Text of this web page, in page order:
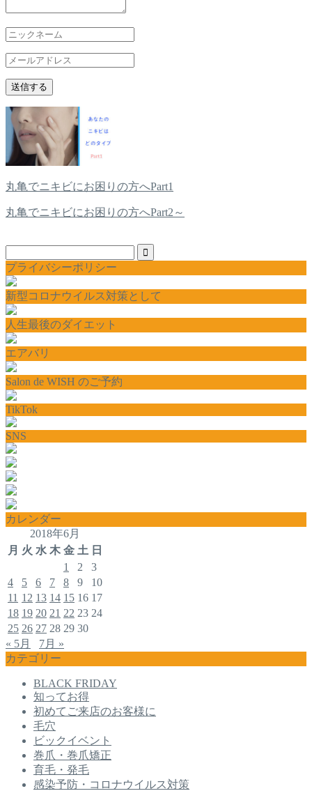
丸亀でニキビにお困りの方へPart1
丸亀でニキビにお困りの方へPart2～
プライバシーポリシー
新型コロナウイルス対策として
人生最後のダイエット
エアバリ
Salon de WISH のご予約
TikTok
SNS
カレンダー
2018年6月
月 火 水 木 金 土 日
1
2
3
4
5 6 7 8 9
10
11 12 13 14 15 16 17
18 19 20 21 22 23 24
25 26 27 28 29 30
« 5月
7月 »
カテゴリー
BLACK FRIDAY
知ってお得
初めてご来店のお客様に
毛穴
ビックイベント
巻爪・巻爪矯正
育毛・発毛
感染予防・コロナウイルス対策